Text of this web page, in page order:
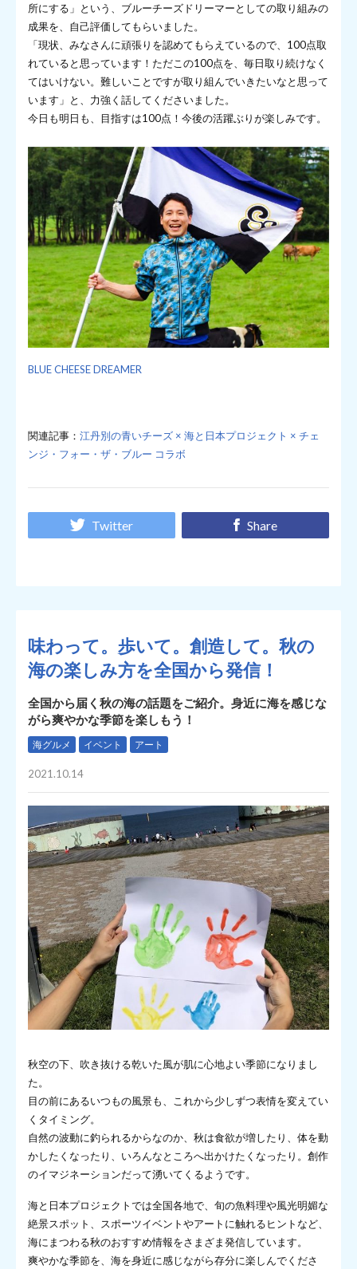
所にする」という、ブルーチーズドリーマーとしての取り組みの
成果を、自己評価してもらいました。
「現状、みなさんに頑張りを認めてもらえているので、100点取
れていると思っています！ただこの100点を、毎日取り続けなく
てはいけない。難しいことですが取り組んでいきたいなと思って
います」と、力強く話してくださいました。
今日も明日も、目指すは100点！今後の活躍ぶりが楽しみです。
BLUE CHEESE DREAMER
関連記事： 江丹別の青いチーズ × 海と日本プロジェクト × チェ
ンジ・フォー・ザ・ブルー コラボ
Twitter Share
味わって。歩いて。創造して。秋の
海の楽しみ方を全国から発信！
全国から届く秋の海の話題をご紹介。身近に海を感じな
がら爽やかな季節を楽しもう！
海グルメ イベント アート
2021.10.14
秋空の下、吹き抜ける乾いた風が肌に心地よい季節になりまし
た。
目の前にあるいつもの風景も、これから少しずつ表情を変えてい
くタイミング。
自然の波動に釣られるからなのか、秋は食欲が増したり、体を動
かしたくなったり、いろんなところへ出かけたくなったり。創作
のイマジネーションだって湧いてくるようです。
海と日本プロジェクトでは全国各地で、旬の魚料理や風光明媚な
絶景スポット、スポーツイベントやアートに触れるヒントなど、
海にまつわる秋のおすすめ情報をさまざま発信しています。
爽やかな季節を、海を身近に感じながら存分に楽しんでくださ